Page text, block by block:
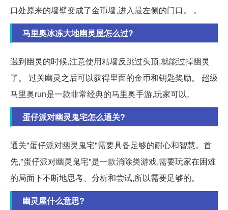
口处原来的墙壁变成了金币墙,进入最左侧的门口。 。
马里奥冰冻大地幽灵屋怎么过?
遇到幽灵的时候,注意使用粘墙反跳过头顶,就能过掉幽灵
了。 过关幽灵之后可以获得里面的金币和钥匙奖励。 超级
马里奥run是一款非常经典的马里奥手游,玩家可以。
蛋仔派对幽灵鬼宅怎么通关?
通关"蛋仔派对幽灵鬼宅"需要具备足够的耐心和智慧。首
先,"蛋仔派对幽灵鬼宅"是一款消除类游戏,需要玩家在困难
的局面下不断地思考、分析和尝试,所以需要足够的。
幽灵屋什么意思?